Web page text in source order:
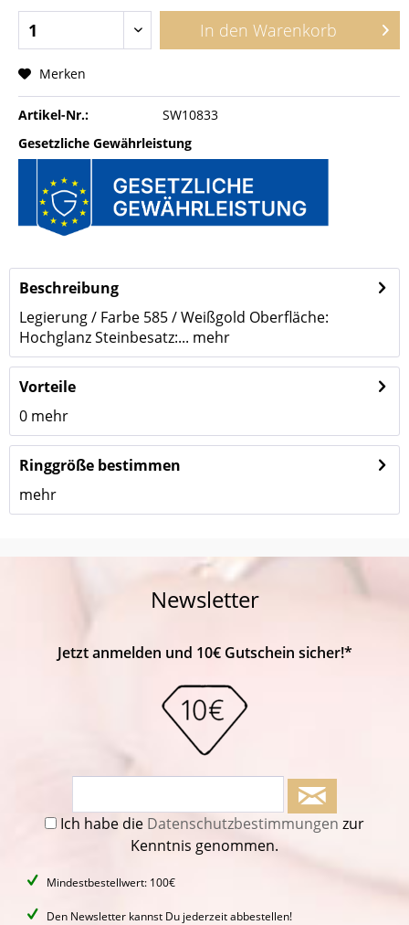
In den Warenkorb
Merken
Artikel-Nr.:
SW10833
Gesetzliche Gewährleistung
Beschreibung
Legierung / Farbe 585 / Weißgold Oberfläche:
Hochglanz Steinbesatz:... mehr
Vorteile
0 mehr
Ringgröße bestimmen
mehr
Newsletter
Jetzt anmelden und 10€ Gutschein sicher!*
Ich habe die Datenschutzbestimmungen zur
Kenntnis genommen.
Mindestbestellwert: 100€
Den Newsletter kannst Du jederzeit abbestellen!